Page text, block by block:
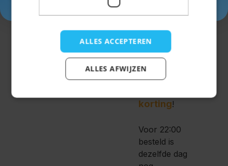
oktoberfes
tmingels
het
afrekenen en
korting!
Voor 22:00
besteld is
dezelfde dag
ALLES ACCEPTEREN
ALLES AFWIJZEN